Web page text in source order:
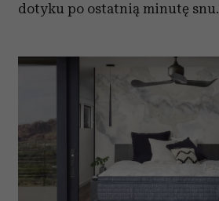
dotyku po ostatnią minutę snu.